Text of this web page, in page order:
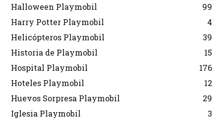
Halloween Playmobil
99
Harry Potter Playmobil
4
Helicópteros Playmobil
39
Historia de Playmobil
15
Hospital Playmobil
176
Hoteles Playmobil
12
Huevos Sorpresa Playmobil
29
Iglesia Playmobil
3